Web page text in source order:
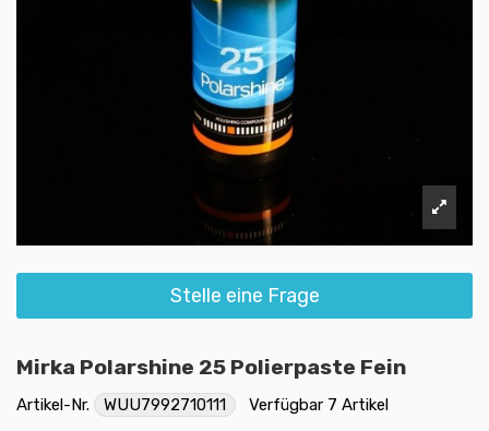
Stelle eine Frage
Mirka Polarshine 25 Polierpaste Fein
Artikel-Nr. WUU7992710111 Verfügbar 7 Artikel